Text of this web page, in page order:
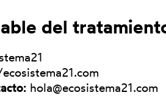
del
hola@ecosistema21.com